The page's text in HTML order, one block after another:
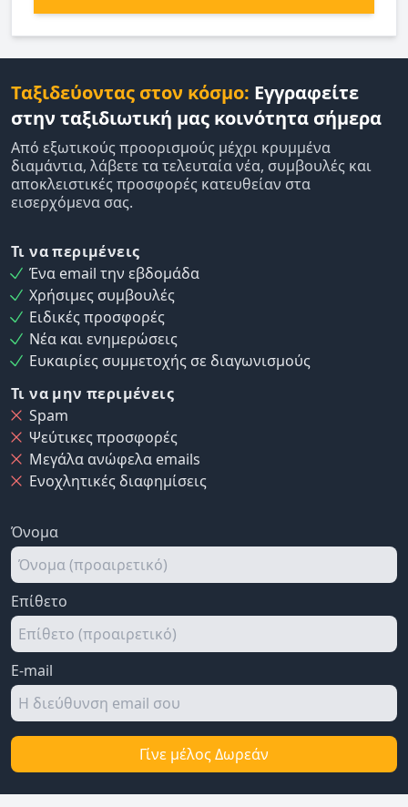
Ταξιδεύοντας στον κόσμο: Εγγραφείτε
στην ταξιδιωτική μας κοινότητα σήμερα
Από εξωτικούς προορισμούς μέχρι κρυμμένα
διαμάντια, λάβετε τα τελευταία νέα, συμβουλές και
αποκλειστικές προσφορές κατευθείαν στα
εισερχόμενα σας.
Τι να περιμένεις
Ένα email την εβδομάδα
Χρήσιμες συμβουλές
Ειδικές προσφορές
Νέα και ενημερώσεις
Ευκαιρίες συμμετοχής σε διαγωνισμούς
Τι να μην περιμένεις
Spam
Ψεύτικες προσφορές
Μεγάλα ανώφελα emails
Ενοχλητικές διαφημίσεις
Όνομα
Επίθετο
E-mail
Γίνε μέλος Δωρεάν